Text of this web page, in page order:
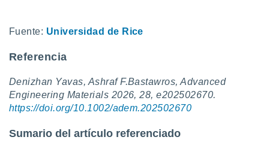
Fuente: Universidad de Rice
Referencia
Denizhan Yavas, Ashraf F.Bastawros, Advanced
Engineering Materials 2026, 28, e202502670.
https://doi.org/10.1002/adem.202502670
Sumario del artículo referenciado